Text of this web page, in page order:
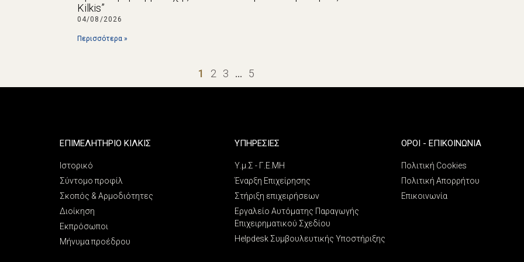
Kilkis”
04/08/2026
Περισσότερα »
1 2 3 … 5
ΕΠΙΜΕΛΗΤΗΡΙΟ ΚΙΛΚΙΣ
Ιστορικό
Σύντομο προφίλ
Σκοπός & Αρμοδιότητες
Διοίκηση
Εκπρόσωποι
Μήνυμα προέδρου
ΥΠΗΡΕΣΙΕΣ
Υ.μ.Σ - Γ.Ε.ΜΗ
Έναρξη Επιχείρησης
Στήριξη επιχειρήσεων
Εργαλείο Αυτόματης Παραγωγής
Επιχειρηματικού Σχεδίου
Helpdesk Συμβουλευτικής Υποστήριξης
ΌΡΟΙ - ΕΠΙΚΟΙΝΩΝΊΑ
Πολιτική Cookies
Πολιτική Απορρήτου
Επικοινωνία